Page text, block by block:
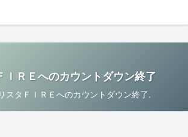
ＩＲＥへのカウントダウン終了
スタＦＩＲＥへのカウントダウン終了.